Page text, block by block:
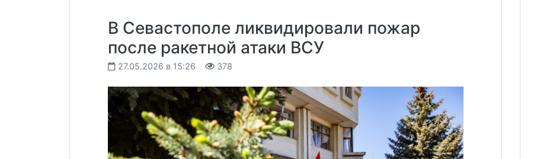
В Севастополе ликвидировали пожар
после ракетной атаки ВСУ
27.05.2026 в 15:26 378